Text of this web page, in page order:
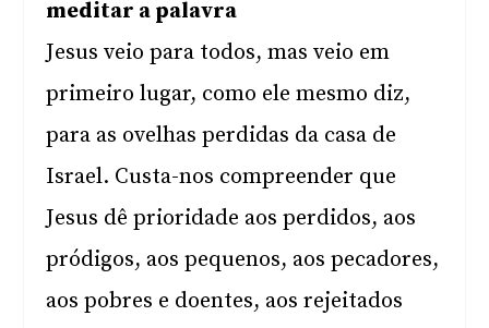
meditar a palavra
Jesus veio para todos, mas veio em
primeiro lugar, como ele mesmo diz,
para as ovelhas perdidas da casa de
Israel. Custa-nos compreender que
Jesus dê prioridade aos perdidos, aos
pródigos, aos pequenos, aos pecadores,
aos pobres e doentes, aos rejeitados